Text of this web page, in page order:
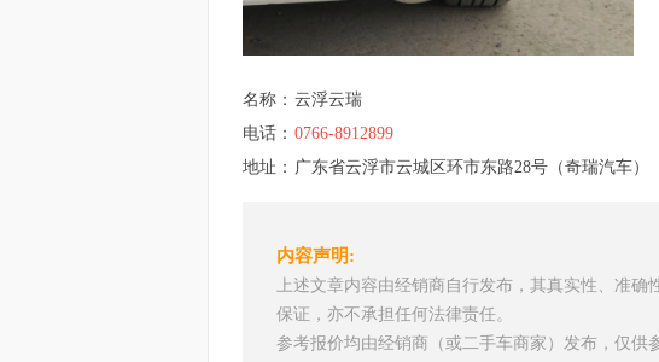
名称： 云浮云瑞
电话： 0766-8912899
地址： 广东省云浮市云城区环市东路28号（奇瑞汽车）
内容声明:
上述文章内容由经销商自行发布，其真实性、准
保证，亦不承担任何法律责任。
参考报价均由经销商（或二手车商家）发布，仅供